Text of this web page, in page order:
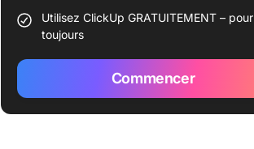
Utilisez ClickUp GRATUITEMENT – pour
toujours
Commencer